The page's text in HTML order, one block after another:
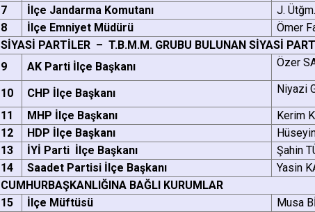
7
İlçe Jandarma Komutanı J.
8
İlçe Emniyet Müdürü Ömer
SİYASİ PARTİLER – T.B.M.M. GRUBU BULUNAN SİYASİ
9
AK Parti İlçe Başkanı Özer
10
CHP İlçe Başkanı Niyazi
11
MHP İlçe Başkanı Kerim
12
HDP İlçe Başkanı
13
İYİ Parti İlçe Başkanı Şahin
14
Saadet Partisi İlçe Başkanı
Yasin
CUMHURBAŞKANLIĞINA BAĞLI KURUMLAR
15
İlçe Müftüsü Musa